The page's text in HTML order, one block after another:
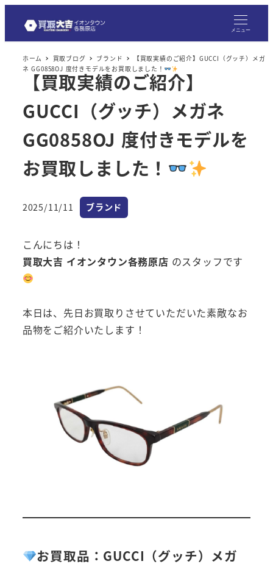
メニュー
ホーム 買取ブログ ブランド
【買取実績のご紹介】GUCCI（グッチ）メガ
ネ GG0858OJ 度付きモデルをお買取しました！
【買取実績のご紹介】
GUCCI（グッチ）メガネ
GG0858OJ 度付きモデルを
お買取しました！
投稿日
2025/11/11 カテゴリー
ブランド
こんにちは！
買取大吉 イオンタウン各務原店 のスタッフです
本日は、先日お買取りさせていただいた素敵なお
品物をご紹介いたします！
お買取品：GUCCI（グッチ）メガ